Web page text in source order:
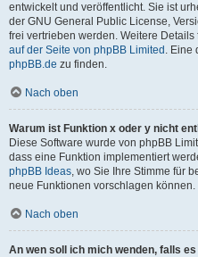
entwickelt und veröffentlicht. Sie ist
der GNU General Public License,
frei vertrieben werden. Weitere Details
auf der Seite von phpBB Limited . Eine
phpBB.de zu finden.
Nach oben
Warum ist Funktion x oder y nicht
Diese Software wurde von phpBB
dass eine Funktion implementiert
phpBB Ideas, wo Sie Ihre Stimme für
neue Funktionen vorschlagen können.
Nach oben
An wen soll ich mich wenden, falls